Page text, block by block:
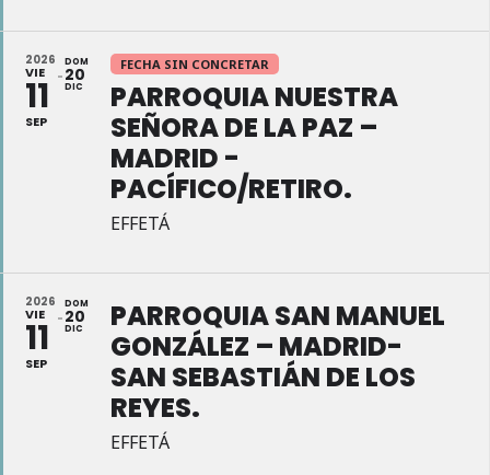
2026
VIE
11
SEP
DOM
20
DIC
FECHA SIN CONCRETAR
PARROQUIA NUESTRA
SEÑORA DE LA PAZ –
MADRID -
PACÍFICO/RETIRO.
EFFETÁ
2026
VIE
11
SEP
DOM
20
DIC
PARROQUIA SAN MANUEL
GONZÁLEZ – MADRID-
SAN SEBASTIÁN DE LOS
REYES.
EFFETÁ